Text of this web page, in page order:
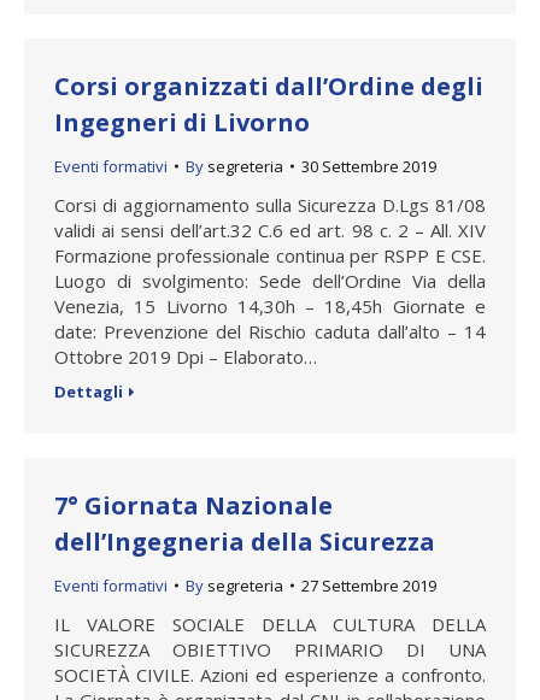
Corsi organizzati dall’Ordine degli
Ingegneri di Livorno
Eventi formativi By segreteria 30 Settembre 2019
Corsi di aggiornamento sulla Sicurezza D.Lgs 81/08
validi ai sensi dell’art.32 C.6 ed art. 98 c. 2 – All. XIV
Formazione professionale continua per RSPP E CSE.
Luogo di svolgimento: Sede dell’Ordine Via della
Venezia, 15 Livorno 14,30h – 18,45h Giornate e
date: Prevenzione del Rischio caduta dall’alto – 14
Ottobre 2019 Dpi – Elaborato…
Dettagli
7° Giornata Nazionale
dell’Ingegneria della Sicurezza
Eventi formativi By segreteria 27 Settembre 2019
IL VALORE SOCIALE DELLA CULTURA DELLA
SICUREZZA OBIETTIVO PRIMARIO DI UNA
SOCIETÀ CIVILE. Azioni ed esperienze a confronto.